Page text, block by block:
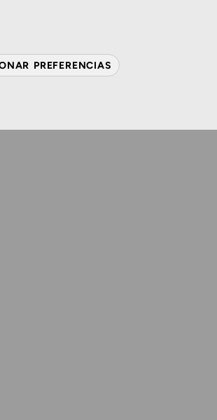
Gafas y mucho más
PREFERENCIAS